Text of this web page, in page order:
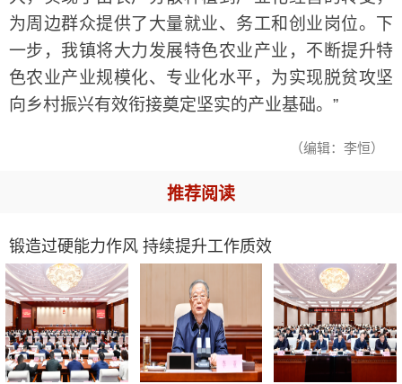
为周边群众提供了大量就业、务工和创业岗位。下
一步，我镇将大力发展特色农业产业，不断提升特
色农业产业规模化、专业化水平，为实现脱贫攻坚
向乡村振兴有效衔接奠定坚实的产业基础。”
（编辑：李恒）
推荐阅读
锻造过硬能力作风 持续提升工作质效